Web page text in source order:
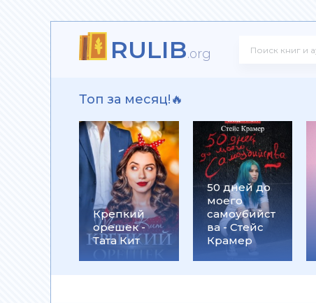
RULIB.org
Топ за месяц!🔥
Крепкий
орешек -
Тата Кит
50 дней до
моего
самоубийст
ва - Стейс
Крамер
Уэллс
Бушин
Стратегия разрухи - Сергей Кара-Мурза